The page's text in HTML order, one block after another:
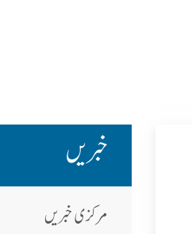
خبریں
مرکزی خبریں